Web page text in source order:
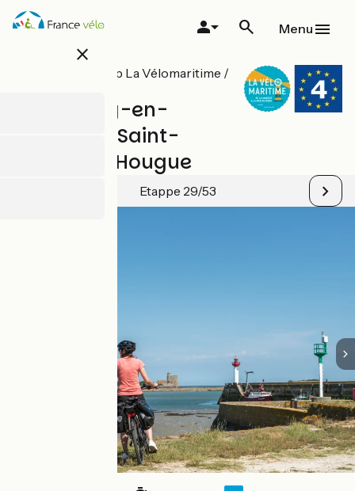
Overslaan
en
close
Menu
Alle etappes op La Vélomaritime /
Cherbourg-en-
Cotentin / Saint-
Vaast-La-Hougue
Etappe 29/53